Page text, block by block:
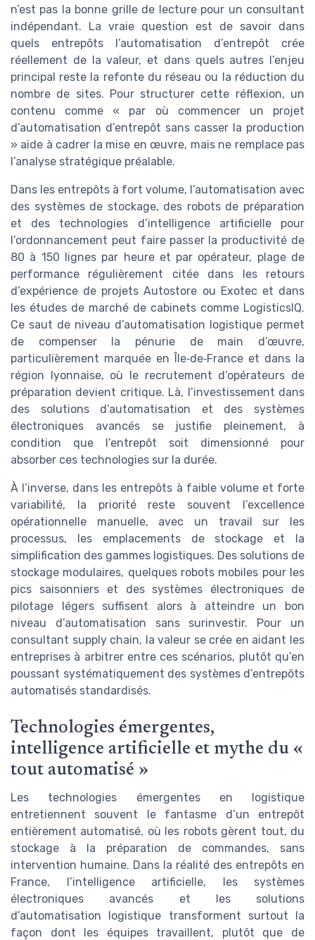
n’est pas la bonne grille de lecture pour un consultant
indépendant. La vraie question est de savoir dans
quels entrepôts l’automatisation d’entrepôt crée
réellement de la valeur, et dans quels autres l’enjeu
principal reste la refonte du réseau ou la réduction du
nombre de sites. Pour structurer cette réflexion, un
contenu comme « par où commencer un projet
d’automatisation d’entrepôt sans casser la production
» aide à cadrer la mise en œuvre, mais ne remplace pas
l’analyse stratégique préalable.
Dans les entrepôts à fort volume, l’automatisation avec
des systèmes de stockage, des robots de préparation
et des technologies d’intelligence artificielle pour
l’ordonnancement peut faire passer la productivité de
80 à 150 lignes par heure et par opérateur, plage de
performance régulièrement citée dans les retours
d’expérience de projets Autostore ou Exotec et dans
les études de marché de cabinets comme LogisticsIQ.
Ce saut de niveau d’automatisation logistique permet
de compenser la pénurie de main d’œuvre,
particulièrement marquée en Île‑de‑France et dans la
région lyonnaise, où le recrutement d’opérateurs de
préparation devient critique. Là, l’investissement dans
des solutions d’automatisation et des systèmes
électroniques avancés se justifie pleinement, à
condition que l’entrepôt soit dimensionné pour
absorber ces technologies sur la durée.
À l’inverse, dans les entrepôts à faible volume et forte
variabilité, la priorité reste souvent l’excellence
opérationnelle manuelle, avec un travail sur les
processus, les emplacements de stockage et la
simplification des gammes logistiques. Des solutions de
stockage modulaires, quelques robots mobiles pour les
pics saisonniers et des systèmes électroniques de
pilotage légers suffisent alors à atteindre un bon
niveau d’automatisation sans surinvestir. Pour un
consultant supply chain, la valeur se crée en aidant les
entreprises à arbitrer entre ces scénarios, plutôt qu’en
poussant systématiquement des systèmes d’entrepôts
automatisés standardisés.
Technologies émergentes,
intelligence artificielle et mythe du «
tout automatisé »
Les technologies émergentes en logistique
entretiennent souvent le fantasme d’un entrepôt
entièrement automatisé, où les robots gèrent tout, du
stockage à la préparation de commandes, sans
intervention humaine. Dans la réalité des entrepôts en
France, l’intelligence artificielle, les systèmes
électroniques avancés et les solutions
d’automatisation logistique transforment surtout la
façon dont les équipes travaillent, plutôt que de